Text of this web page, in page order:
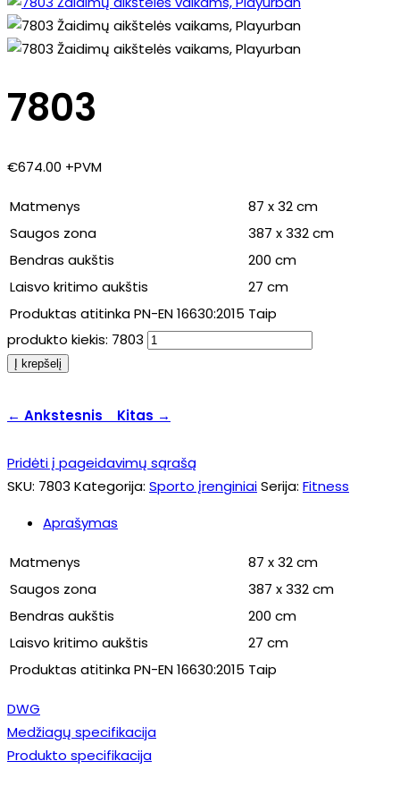
7803
€674.00 +PVM
Matmenys
87 x 32 cm
Saugos zona
387 x 332 cm
Bendras aukštis
200 cm
Laisvo kritimo aukštis
27 cm
Produktas atitinka PN-EN 16630:2015 Taip
produkto kiekis: 7803
Į krepšelį
← Ankstesnis Kitas →
Pridėti į pageidavimų sąrašą
SKU: 7803 Kategorija: Sporto įrenginiaiSerija: Fitness
Aprašymas
Matmenys
87 x 32 cm
Saugos zona
387 x 332 cm
Bendras aukštis
200 cm
Laisvo kritimo aukštis
27 cm
Produktas atitinka PN-EN 16630:2015 Taip
DWG
Medžiagų specifikacija
Produkto specifikacija